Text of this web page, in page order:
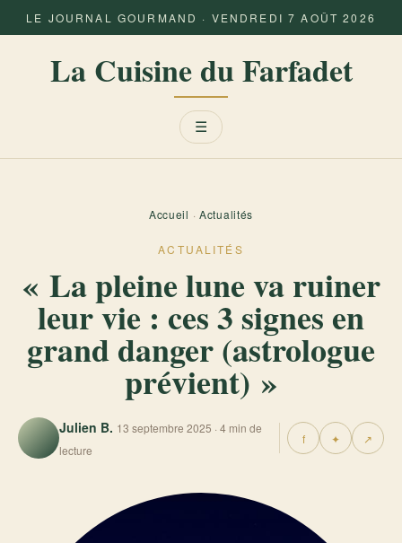
LE JOURNAL GOURMAND · VENDREDI 7 AOÛT 2026
La Cuisine du Farfadet
Menu
☰
Accueil · Actualités
ACTUALITÉS
« La pleine lune va ruiner
leur vie : ces 3 signes en
grand danger (astrologue
prévient) »
Julien B. 13 septembre 2025 · 4 min de
lecture
f ✦ ↗